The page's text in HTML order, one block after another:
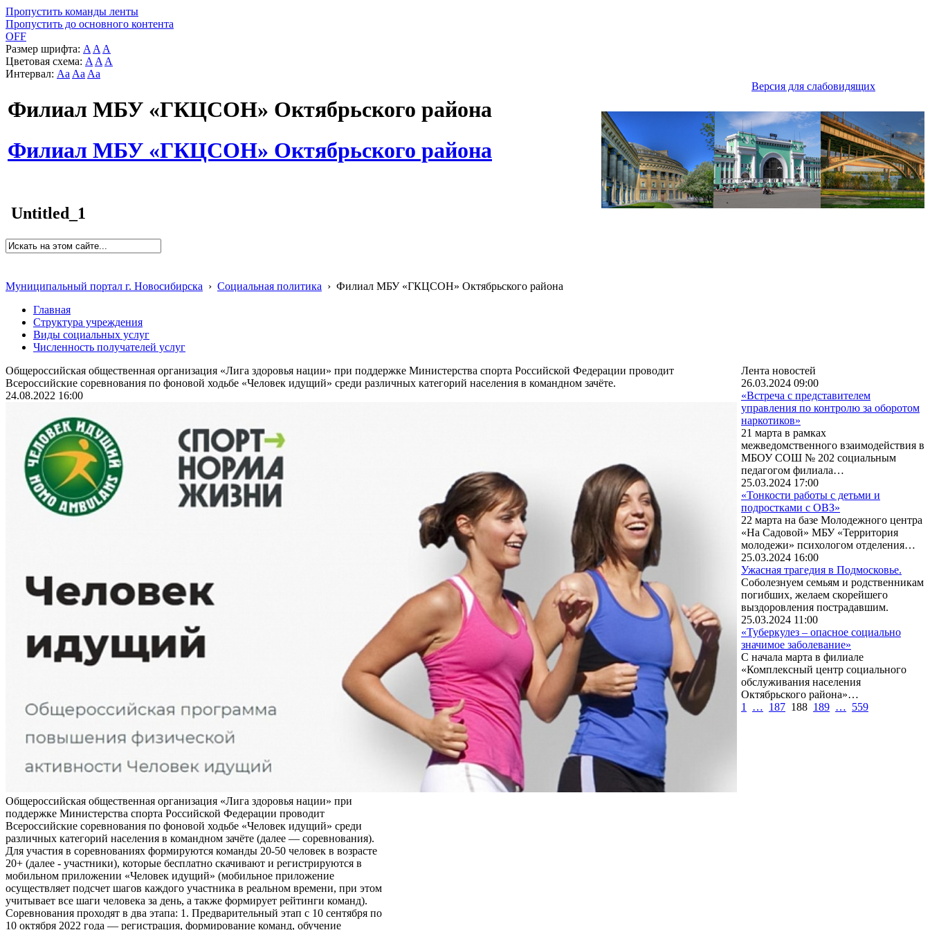
Пропустить команды ленты
Пропустить до основного контента
OFF
Размер шрифта: A A A
Цветовая схема: A A A
Интервал: Aa Aa Aa
Версия для слабовидящих
Филиал МБУ «ГКЦСОН» Октябрьского района
Филиал МБУ «ГКЦСОН» Октябрьского района
Untitled_1
Муниципальный портал г. Новосибирска › Социальная политика › Филиал МБУ «ГКЦСОН» Октябрьского района
Главная
Структура учреждения
Виды социальных услуг
Численность получателей услуг
Общероссийская общественная организация «Лига здоровья нации» при поддержке Министерства спорта Российской Федерации проводит
Всероссийские соревнования по фоновой ходьбе «Человек идущий» среди различных категорий населения в командном зачёте.
24.08.2022 16:00
Общероссийская общественная организация «Лига здоровья нации» при
поддержке Министерства спорта Российской Федерации проводит
Всероссийские соревнования по фоновой ходьбе «Человек идущий» среди
различных категорий населения в командном зачёте (далее — соревнования).
Для участия в соревнованиях формируются команды 20-50 человек в возрасте
20+ (далее - участники), которые бесплатно скачивают и регистрируются в
мобильном приложении «Человек идущий» (мобильное приложение
осуществляет подсчет шагов каждого участника в реальном времени, при этом
учитывает все шаги человека за день, а также формирует рейтинги команд).
Соревнования проходят в два этапа: 1. Предварительный этап с 10 сентября по
10 октября 2022 года — регистрация, формирование команд, обучение
Лента новостей
26.03.2024 09:00
«Встреча с представителем
управления по контролю за оборотом
наркотиков»
21 марта в рамках
межведомственного взаимодействия в
МБОУ СОШ № 202 социальным
педагогом филиала…
25.03.2024 17:00
«Тонкости работы с детьми и
подростками с ОВЗ»
22 марта на базе Молодежного центра
«На Садовой» МБУ «Территория
молодежи» психологом отделения…
25.03.2024 16:00
Ужасная трагедия в Подмосковье.
Соболезнуем семьям и родственникам
погибших, желаем скорейшего
выздоровления пострадавшим.
25.03.2024 11:00
«Туберкулез – опасное социально
значимое заболевание»
С начала марта в филиале
«Комплексный центр социального
обслуживания населения
Октябрьского района»…
1
… 187 188 189 … 559